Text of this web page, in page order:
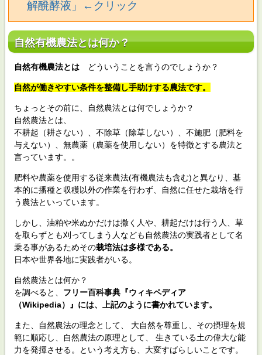
解醗酵液」←クリック
自然有機農法とは何か？
自然有機農法とは どういうことを言うのでしょうか？
自然が働きやすい条件を整備し手助けする農法です。
ちょっとその前に、自然農法とは何でしょうか？
自然農法とは、
不耕起（耕さない）、不除草（除草しない）、不施肥（肥料を
与えない）、無農薬（農薬を使用しない）を特徴とする農法と
言っています。。
肥料や農薬を使用する従来農法(有機農法も含む)と異なり、基
本的に播種と収穫以外の作業を行わず、自然に任せた栽培を行
う農法といっています。
しかし、油粕や米ぬかだけは撒く人や、耕起だけは行う人、草
を取らずとも刈ってしまう人なども自然農法の実践者として名
乗る事があるためその栽培法は多様である。
日本や世界各地に実践者がいる。
自然農法とは何か？
を調べると、 フリー百科事典『ウィキペディア
（Wikipedia）』には、上記のように書かれています。
また、自然農法の理念として、 大自然を尊重し、その摂理を規
範に順応し、自然農法の原理として、 生きている土の偉大な能
力を発揮させる。という考え方も、大変すばらしいことです。